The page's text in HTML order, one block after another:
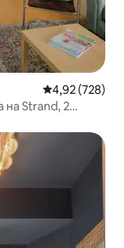
Средна
4,92 (728)
на Strand, 2